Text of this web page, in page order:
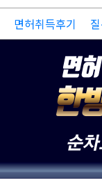
면허취득후기